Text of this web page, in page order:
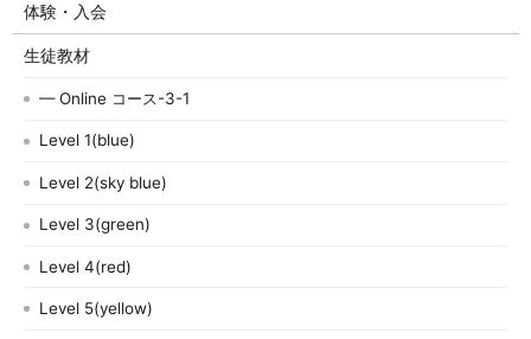
体験・入会
生徒教材
— Online コース-3-1
Level 1(blue)
Level 2(sky blue)
Level 3(green)
Level 4(red)
Level 5(yellow)